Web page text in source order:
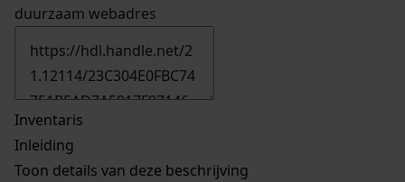
duurzaam webadres
Inventaris
Inleiding
Toon details van deze beschrijving